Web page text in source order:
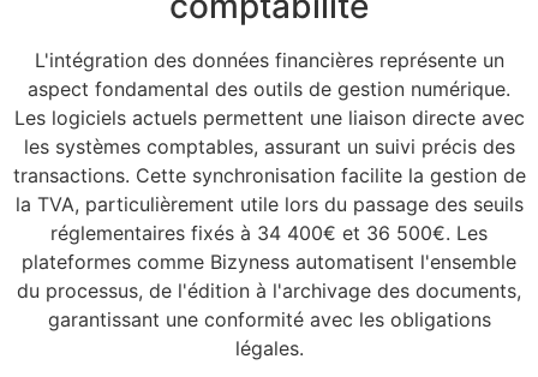
L'intégration des données financières représente un
aspect fondamental des outils de gestion numérique.
Les logiciels actuels permettent une liaison directe avec
les systèmes comptables, assurant un suivi précis des
transactions. Cette synchronisation facilite la gestion de
la TVA, particulièrement utile lors du passage des seuils
réglementaires fixés à 34 400€ et 36 500€. Les
plateformes comme Bizyness automatisent l'ensemble
du processus, de l'édition à l'archivage des documents,
garantissant une conformité avec les obligations
légales.